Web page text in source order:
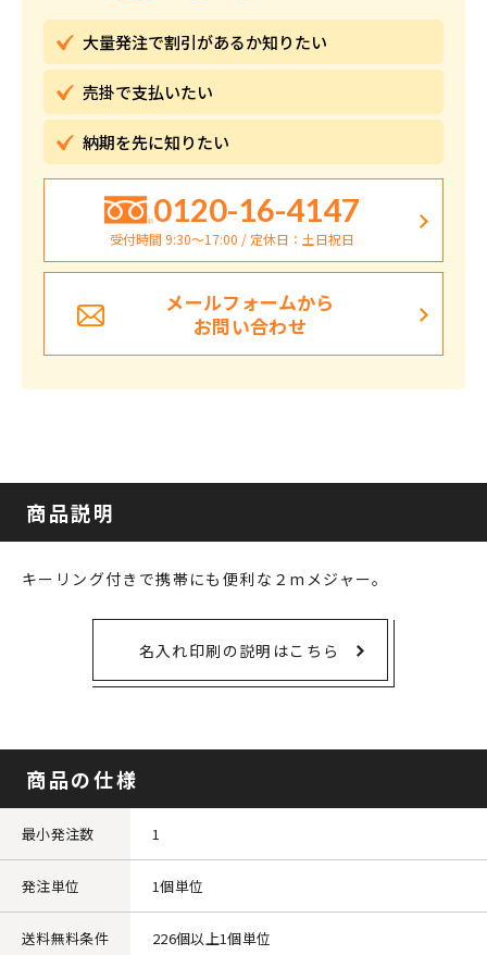
大量発注で割引があるか知りたい
売掛で支払いたい
納期を先に知りたい
0120-16-4147
受付時間 9:30〜17:00 / 定休日：土日祝日
メールフォームから
お問い合わせ
商品説明
キーリング付きで携帯にも便利な２mメジャー｡
名入れ印刷の説明はこちら
商品の仕様
最小発注数 1
発注単位 1個単位
送料無料条件 226個以上1個単位